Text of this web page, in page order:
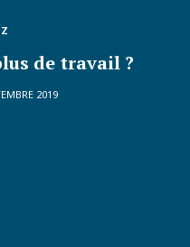
de travail ?
2019